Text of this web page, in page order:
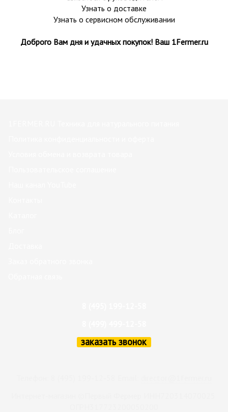
Узнать о доставке
Узнать о сервисном обслуживании
Доброго Вам дня и удачных покупок! Ваш 1Fermer.ru
заказать звонок